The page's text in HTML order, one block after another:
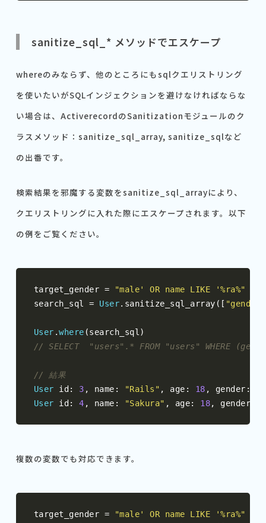
sanitize_sql_* メソッドでエスケープ
whereのみならず、他のところにもsqlクエリストリング
を使いたいがSQLインジェクションを避けなければならな
い場合は、ActiverecordのSanitizationモジュールのク
ラスメソッド：sanitize_sql_array, sanitize_sqlなど
の出番です。
検索結果を邪魔する変数をsanitize_sql_arrayにより、
クエリストリングに入れた際にエスケープされます。以下
の例をご覧ください。
target_gender =
"male' OR name LIKE '%ra%"
search_sql = User. sanitize_sql_array ([ "gender
User .where (search_sql )
// SELECT  "users".* FROM "users" WHERE
// 結果
User id : 3 , name : "Rails" , age : 18 , gender :
User id : 4 , name : "Sakura" , age: 18, gender
複数の変数でも対応できます。
target_gender =
"male' OR name LIKE '%ra%"